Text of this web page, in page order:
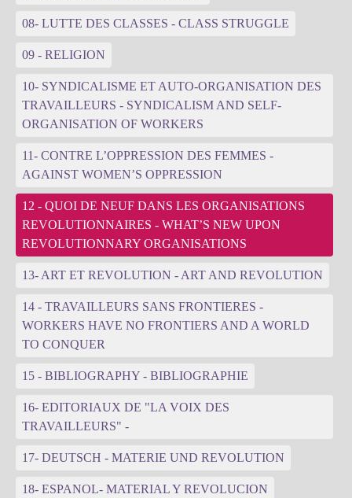
08- LUTTE DES CLASSES - CLASS STRUGGLE
09 - RELIGION
10- SYNDICALISME ET AUTO-ORGANISATION DES
TRAVAILLEURS - SYNDICALISM AND SELF-
ORGANISATION OF WORKERS
11- CONTRE L’OPPRESSION DES FEMMES -
AGAINST WOMEN’S OPPRESSION
12 - QUOI DE NEUF DANS LES ORGANISATIONS
REVOLUTIONNAIRES - WHAT’S NEW UPON
REVOLUTIONNARY ORGANISATIONS
13- ART ET REVOLUTION - ART AND REVOLUTION
14 - TRAVAILLEURS SANS FRONTIERES -
WORKERS HAVE NO FRONTIERS AND A WORLD
TO CONQUER
15 - BIBLIOGRAPHY - BIBLIOGRAPHIE
16- EDITORIAUX DE "LA VOIX DES
TRAVAILLEURS" -
17- DEUTSCH - MATERIE UND REVOLUTION
18- ESPANOL- MATERIAL Y REVOLUCION